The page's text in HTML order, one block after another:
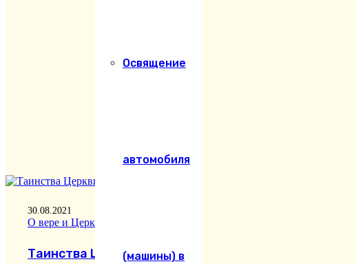
Освящение
автомобиля
(машины) в
30.08.2021
О вере и Церкви
Таинства Церкви